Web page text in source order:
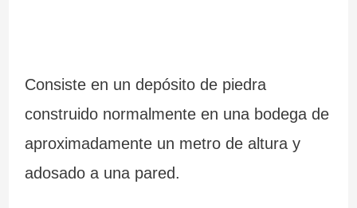
Consiste en un depósito de piedra
construido normalmente en una bodega de
aproximadamente un metro de altura y
adosado a una pared.